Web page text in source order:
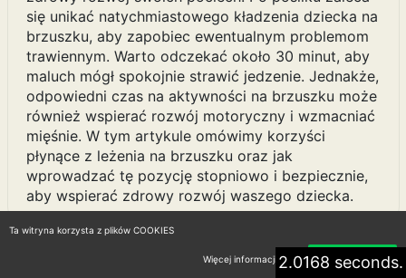
się unikać natychmiastowego kładzenia dziecka na
brzuszku, aby zapobiec ewentualnym problemom
trawiennym. Warto odczekać około 30 minut, aby
maluch mógł spokojnie strawić jedzenie. Jednakże,
odpowiedni czas na aktywności na brzuszku może
również wspierać rozwój motoryczny i wzmacniać
mięśnie. W tym artykule omówimy korzyści
płynące z leżenia na brzuszku oraz jak
wprowadzać tę pozycję stopniowo i bezpiecznie,
aby wspierać zdrowy rozwój waszego dziecka.
2.0168 seconds.
Ta witryna korzysta z plików COOKIES
Więcej informacji Akceptuję